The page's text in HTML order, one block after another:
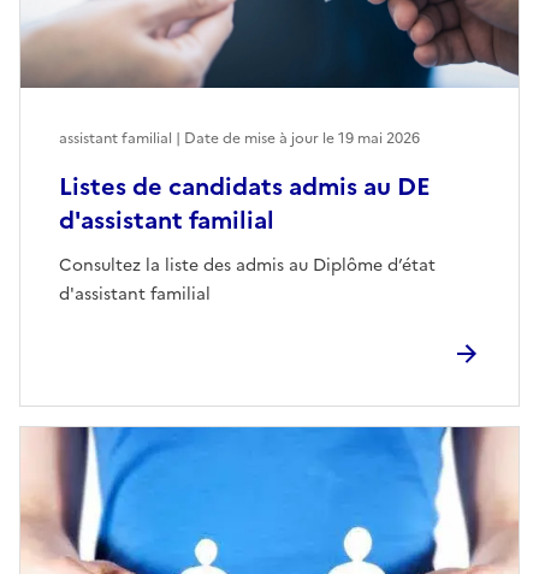
Listes de candidats admis au DE
d'assistant familial
Consultez la liste des admis au Diplôme d’état
d'assistant familial
assistant familial | Date de mise à jour le19 mai 2026